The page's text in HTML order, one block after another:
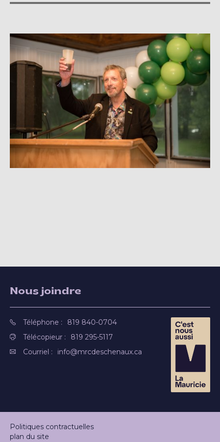
Nous joindre
Téléphone :
819 840-0704
Télécopieur :
819 295-5117
Courriel :
info@mrcdeschenaux.ca
Politiques contractuelles
plan du site